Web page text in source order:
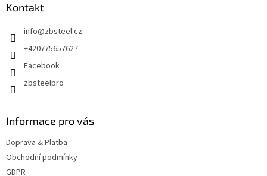
Kontakt
info@zbsteel.cz
+420775657627
Facebook
zbsteelpro
Informace pro vás
Doprava & Platba
Obchodní podmínky
GDPR